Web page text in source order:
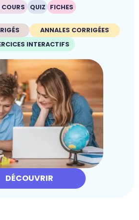
QUIZ FICHES
ANNALES CORRIGÉES
INTERACTIFS
DÉCOUVRIR